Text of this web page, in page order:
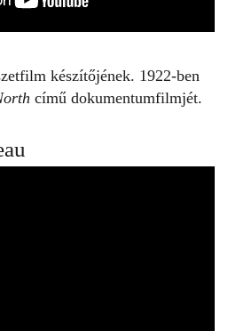
készítőjének. 1922-ben
című dokumentumfilmjét.